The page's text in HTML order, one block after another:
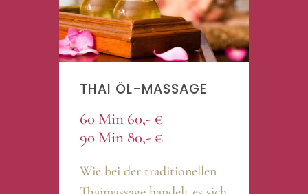
THAI ÖL-MASSAGE
60 Min 60,- €
90 Min 80,- €
Wie bei der traditionellen